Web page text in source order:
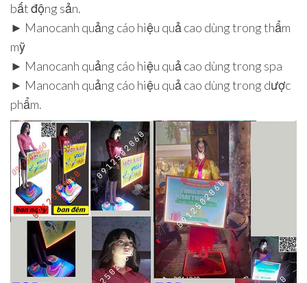
bất động sản.
► Manocanh quảng cáo hiệu quả cao dùng trong thẩm
mỹ
► Manocanh quảng cáo hiệu quả cao dùng trong spa
► Manocanh quảng cáo hiệu quả cao dùng trong dược
phẩm.